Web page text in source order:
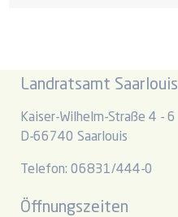
Landratsamt Saarlouis
Kaiser-Wilhelm-Straße 4 - 6
D-66740 Saarlouis
Telefon: 06831/444-0
Öffnungszeiten